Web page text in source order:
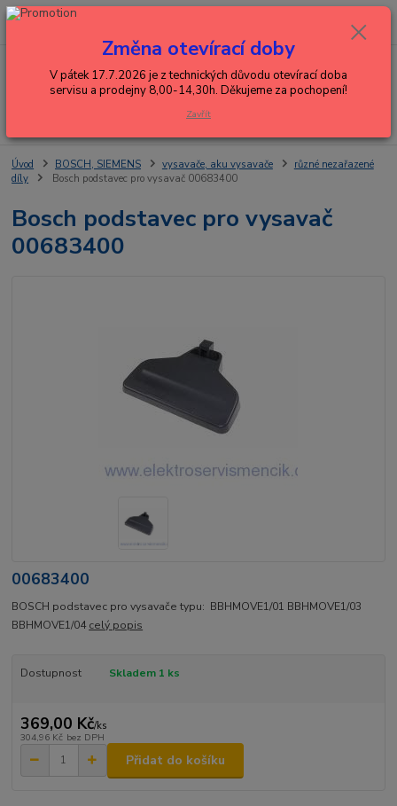
Menu
+420 602 288 130
0,00 Kč
Úvod BOSCH, SIEMENS vysavače, aku vysavače
různé nezařazené
díly
Bosch podstavec pro vysavač 00683400
Bosch podstavec pro vysavač
00683400
00683400
BOSCH podstavec pro vysavače typu: BBHMOVE1/01 BBHMOVE1/03
BBHMOVE1/04 celý popis
Dostupnost Skladem 1 ks
369,00 Kč/ks
304,96 Kč bez DPH
Přidat do košíku
Změna otevírací doby
V pátek 17.7.2026 je z technických důvodu otevírací doba
servisu a prodejny 8,00-14,30h. Děkujeme za pochopení!
Zavřít